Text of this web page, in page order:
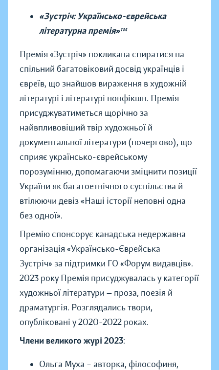
«Зустріч: Українсько-єврейська
літературна премія»™
Премія «Зустріч» покликана спиратися на
спільний багатовіковий досвід українців і
євреїв, що знайшов вираження в художній
літературі і літературі нонфікшн. Премія
присуджуватиметься щорічно за
найвпливовіший твір художньої й
документальної літератури (почергово), що
сприяє українсько-єврейському
порозумінню, допомагаючи зміцнити позиції
України як багатоетнічного суспільства й
втілюючи девіз «Наші історії неповні одна
без одної».
Премію спонсорує канадськa недержавнa
організація «Українсько-Єврейська
Зустріч» за підтримки ГО «Форум видавців».
2023 року Премія присуджувалась у категорії
художньої літератури — проза, поезія й
драматургія. Розглядались твори,
опубліковані у 2020-2022 роках.
Члени великого журі 2023:
Ольга Муха – авторка, філософиня,